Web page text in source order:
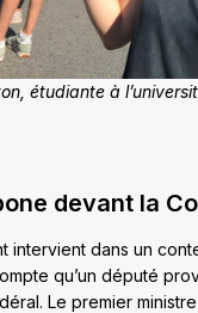
étudiante à
devant la
intervient dans un
qu’un député
Le premier